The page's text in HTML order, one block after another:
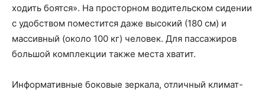
ходить боятся». На просторном водительском сидении
с удобством поместится даже высокий (180 см) и
массивный (около 100 кг) человек. Для пассажиров
большой комплекции также места хватит.
Информативные боковые зеркала, отличный климат-